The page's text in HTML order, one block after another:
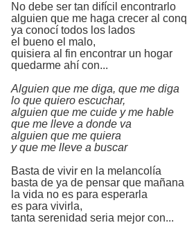
No debe ser tan difícil encontrarlo
alguien que me haga crecer al
ya conocí todos los lados
el bueno el malo,
quisiera al fin encontrar un hogar
quedarme ahí con...
Alguien que me diga, que me diga
lo que quiero escuchar,
alguien que me cuide y me hable
que me lleve a donde va
alguien que me quiera
y que me lleve a buscar
Basta de vivir en la melancolía
basta de ya de pensar que mañana
la vida no es para esperarla
es para vivirla,
tanta serenidad seria mejor con...